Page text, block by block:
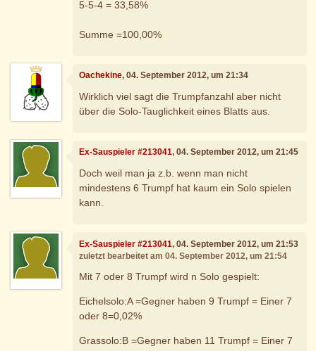
5-5-4 = 33,58%
Summe =100,00%
Oachekine, 04. September 2012, um 21:34
Wirklich viel sagt die Trumpfanzahl aber nicht
über die Solo-Tauglichkeit eines Blatts aus.
Ex-Sauspieler #213041, 04. September 2012, um 21:45
Doch weil man ja z.b. wenn man nicht
mindestens 6 Trumpf hat kaum ein Solo spielen
kann.
Ex-Sauspieler #213041, 04. September 2012, um 21:53
zuletzt bearbeitet am 04. September 2012, um 21:54
Mit 7 oder 8 Trumpf wird n Solo gespielt:
Eichelsolo:A =Gegner haben 9 Trumpf = Einer 7
oder 8=0,02%
Grassolo:B =Gegner haben 11 Trumpf = Einer 7